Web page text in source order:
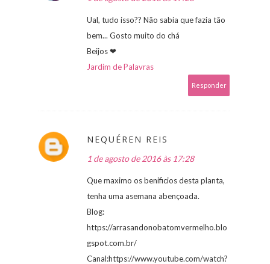
Ual, tudo isso?? Não sabia que fazia tão
bem... Gosto muito do chá
Beijos ❤
Jardim de Palavras
Responder
NEQUÉREN REIS
1 de agosto de 2016 às 17:28
Que maximo os benificios desta planta,
tenha uma asemana abençoada.
Blog:
https://arrasandonobatomvermelho.blo
gspot.com.br/
Canal:https://www.youtube.com/watch?